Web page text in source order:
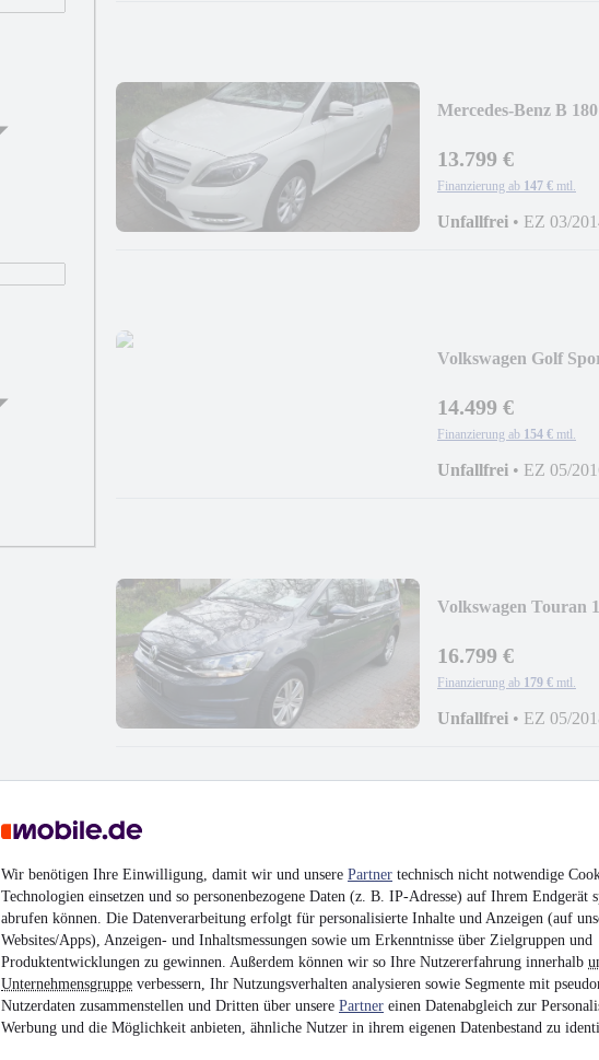
Wir benötigen Ihre Einwilligung, damit wir und unsere Partner technisch nicht notwendige
Technologien einsetzen und so personenbezogene Daten (z. B. IP-Adresse) auf Ihrem Endgerät
abrufen können. Die Datenverarbeitung erfolgt für personalisierte Inhalte und Anzeigen (auf
Websites/Apps), Anzeigen- und Inhaltsmessungen sowie um Erkenntnisse über Zielgruppen und
Produktentwicklungen zu gewinnen. Außerdem können wir so Ihre Nutzererfahrung innerhalb
Unternehmensgruppe verbessern, Ihr Nutzungsverhalten analysieren sowie Segmente mit
Nutzerdaten zusammenstellen und Dritten über unsere Partner einen Datenabgleich zur
Werbung und die Möglichkeit anbieten, ähnliche Nutzer in ihrem eigenen Datenbestand zu
Mercedes-Benz B
13.799 €
Finanzierung ab 147 € mtl.
Unfallfrei • EZ 03/
Volkswagen Golf
14.499 €
Finanzierung ab 154 € mtl.
Unfallfrei • EZ 05/
Volkswagen Touran
16.799 €
Finanzierung ab 179 € mtl.
Unfallfrei • EZ 05/
Volkswagen Golf
2.Hd./59
14.799 €
157 €
Unfallfrei• EZ 05/